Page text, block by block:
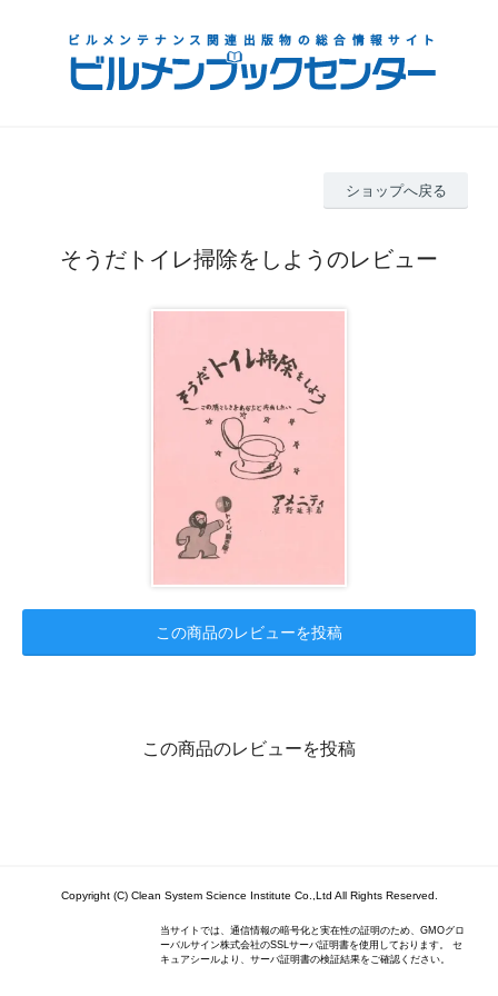
ショップへ戻る
そうだトイレ掃除をしようのレビュー
この商品のレビューを投稿
この商品のレビューを投稿
Copyright (C) Clean System Science Institute Co.,Ltd All Rights Reserved.
当サイトでは、通信情報の暗号化と実在性の証明のため、GMOグロ
ーバルサイン株式会社のSSLサーバ証明書を使用しております。 セ
キュアシールより、サーバ証明書の検証結果をご確認ください。